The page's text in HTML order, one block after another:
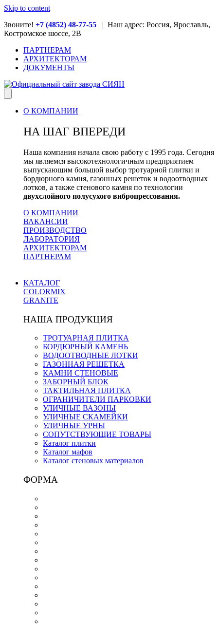
Skip to content
Звоните! +7 (4852) 48-77-55
| Наш адрес: Россия, Ярославль,
Костромское шоссе, 2В
ПАРТНЕРАМ
АРХИТЕКТОРАМ
ДОКУМЕНТЫ
О КОМПАНИИ
НА ШАГ ВПЕРЕДИ
Наша компания начала свою работу с 1995 года. Сегодня
мы являемся высокотехнологичным предприятием
выпускающим большой выбор тротуарной плитки и
бордюрного камня, газонных решеток и водоотводных
лотков, а также стенового камня по технологии
двухслойного полусухого вибропрессования.
О КОМПАНИИ
ВАКАНСИИ
ПРОИЗВОДСТВО
ЛАБОРАТОРИЯ
АРХИТЕКТОРАМ
ПАРТНЕРАМ
КАТАЛОГ
COLORMIX
GRANITE
НАША ПРОДУКЦИЯ
ТРОТУАРНАЯ ПЛИТКА
БОРДЮРНЫЙ КАМЕНЬ
ВОДООТВОДНЫЕ ЛОТКИ
ГАЗОННАЯ РЕШЕТКА
КАМНИ СТЕНОВЫЕ
ЗАБОРНЫЙ БЛОК
ТАКТИЛЬНАЯ ПЛИТКА
ОГРАНИЧИТЕЛИ ПАРКОВКИ
УЛИЧНЫЕ ВАЗОНЫ
УЛИЧНЫЕ СКАМЕЙКИ
УЛИЧНЫЕ УРНЫ
СОПУТСТВУЮЩИЕ ТОВАРЫ
Каталог плитки
Каталог мафов
Каталог стеновых материалов
ФОРМА